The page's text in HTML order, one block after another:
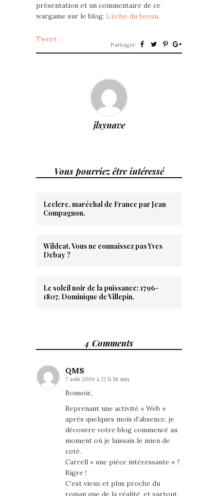
présentation et un commentaire de ce
wargame sur le blog: L’écho du boyau.
Tweet
Partager
jlsynave
Vous pourriez être intéressé
Leclerc, maréchal de France par Jean
Compagnon.
Wildcat. Vous ne connaissez pas Yves
Debay ?
Le soleil noir de la puissance: 1796-
1807. Dominique de Villepin.
4 Comments
QMS
7 août 2009 à 22 h 56 min
Bonsoir,
Reprenant une activité « Web »
après quelques mois d’absence, je
découvre votre blog commencé au
moment où je laissais le mien de
coté.
Carrell « une pièce intéressante » ?
Bigre !
C’est vieux et plus proche du
roman que de la réalité, et surtout